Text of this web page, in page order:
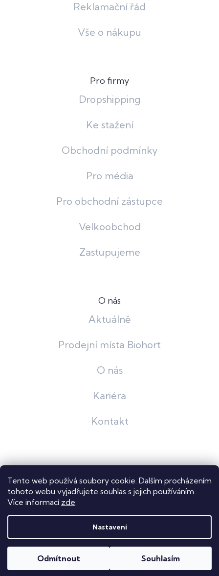
Tento web používá soubory cookie. Dalším procházením
tohoto webu vyjadřujete souhlas s jejich používáním..
Více informací zde.
Nastavení
Odmítnout Souhlasím
Reklamační řád
Vše o nákupu
Pro firmy
Dropshipping
Ke stažení
Obchodní podmínky
Pro média
Pro obchodní zástupce
Velkoobchod
Zastupujeme
O nás
Aktuálně
Prodejní místa Biohort
O nás
Kariéra
Kontakt
Shoptet
Copyright 2026Dastech s.r.o.. Všechna práva vyhrazena.
Upravit nastavení cookies